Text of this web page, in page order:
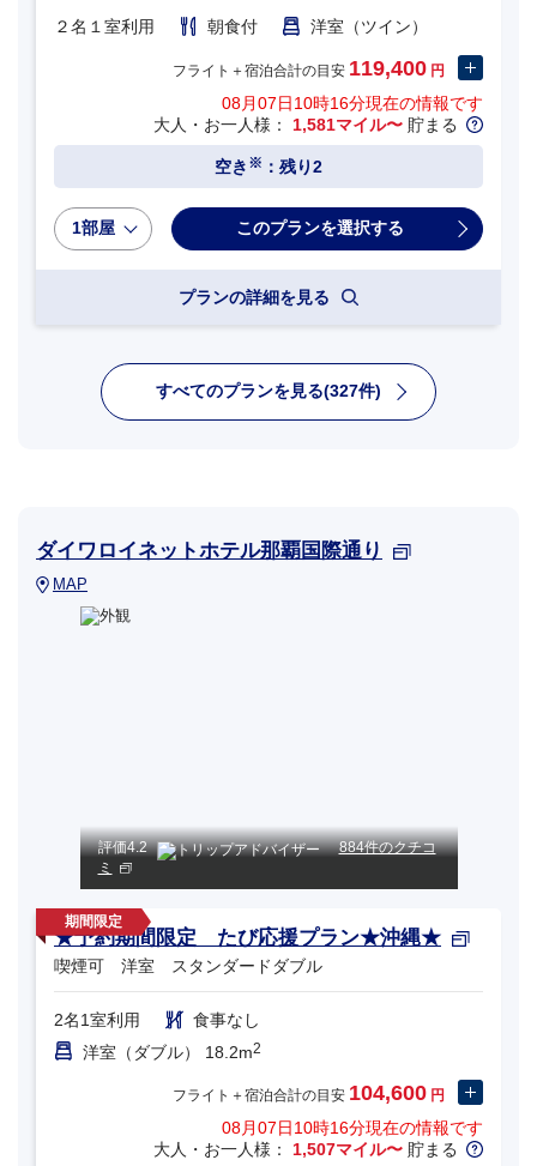
２名１室利用 朝食付 洋室（ツイン）
フライト＋宿泊合計の目安 119,400 円
08月07日10時16分現在の情報です
大人・お一人様： 1,581マイル〜 貯まる
空き ※ ：残り2
1部屋
プランの詳細を見る
すべてのプランを見る(327件)
ダイワロイネットホテル那覇国際通り
MAP
評価4.2
884件のクチコ
ミ
★予約期間限定 たび応援プラン★沖縄★
喫煙可 洋室 スタンダードダブル
2名1室利用
食事なし
洋室（ダブル） 18.2m2
フライト＋宿泊合計の目安 104,600 円
08月07日10時16分現在の情報です
大人・お一人様： 1,507マイル〜 貯まる